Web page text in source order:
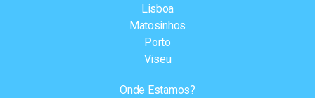
Lisboa
Matosinhos
Porto
Viseu
Onde Estamos?